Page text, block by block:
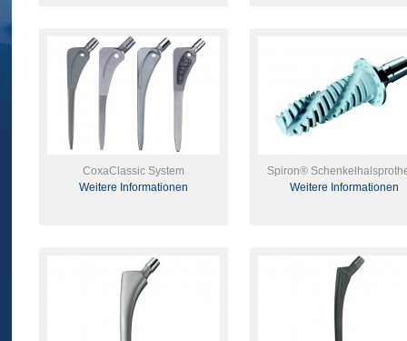
CoxaClassic System
Weitere Informationen
Spiron®
Weitere Informationen